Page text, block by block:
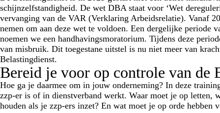
schijnzelfstandigheid. De wet DBA staat voor ‘Wet
vervanging van de VAR (Verklaring Arbeidsrelatie). Vanaf
nemen om aan deze wet te voldoen. Een dergelijke periode
noemen we een handhavingsmoratorium. Tijdens deze
van misbruik. Dit toegestane uitstel is nu niet meer van
Belastingdienst.
Bereid je voor op controle van de
Hoe ga je daarmee om in jouw onderneming? In deze
zzp-er is of in dienstverband werkt. Waar moet je op letten,
houden als je zzp-ers inzet? En wat moet je op orde hebben